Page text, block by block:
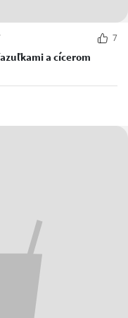
7
a cícerom